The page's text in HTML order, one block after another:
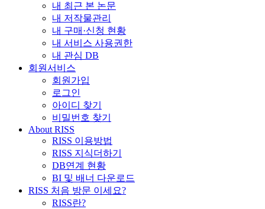
내 최근 본 논문
내 저작물관리
내 구매·신청 현황
내 서비스 사용권한
내 관심 DB
회원서비스
회원가입
로그인
아이디 찾기
비밀번호 찾기
About RISS
RISS 이용방법
RISS 지식더하기
DB연계 현황
BI 및 배너 다운로드
RISS 처음 방문 이세요?
RISS란?